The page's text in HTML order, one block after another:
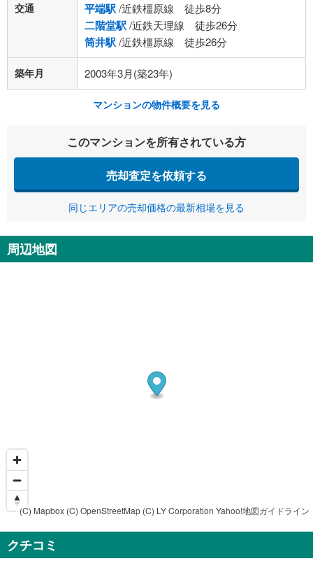
交通 平端駅/近鉄橿原線 徒歩8分
二階堂駅/近鉄天理線 徒歩26分
筒井駅/近鉄橿原線 徒歩26分
築年月 2003年3月(築23年)
マンションの物件概要を見る
このマンションを所有されている方
売却査定を依頼する
同じエリアの売却価格の最新相場を見る
周辺地図
(C) Mapbox (C) OpenStreetMap (C) LY Corporation Yahoo!地図ガイドライン
クチコミ